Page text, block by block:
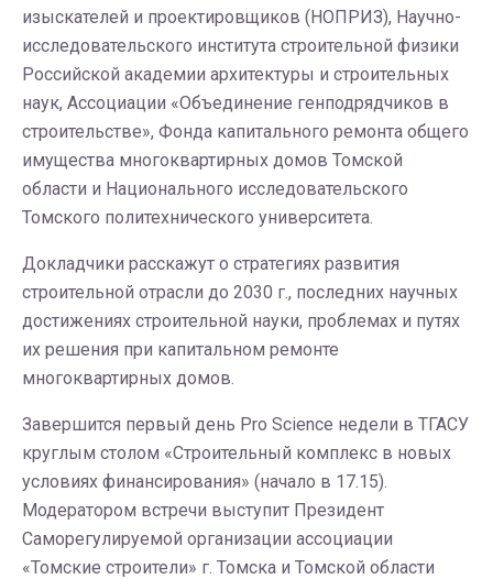
изыскателей и проектировщиков (НОПРИЗ), Научно-
исследовательского института строительной физики
Российской академии архитектуры и строительных
наук, Ассоциации «Объединение генподрядчиков в
строительстве», Фонда капитального ремонта общего
имущества многоквартирных домов Томской
области и Национального исследовательского
Томского политехнического университета.
Докладчики расскажут о стратегиях развития
строительной отрасли до 2030 г., последних научных
достижениях строительной науки, проблемах и путях
их решения при капитальном ремонте
многоквартирных домов.
Завершится первый день Pro Science недели в ТГАСУ
круглым столом «Строительный комплекс в новых
условиях финансирования» (начало в 17.15).
Модератором встречи выступит Президент
Саморегулируемой организации ассоциации
«Томские строители» г. Томска и Томской области